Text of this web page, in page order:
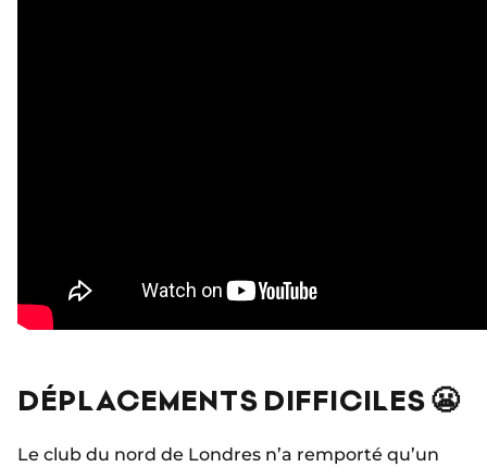
DÉPLACEMENTS DIFFICILES 😬
Le club du nord de Londres n’a remporté qu’un